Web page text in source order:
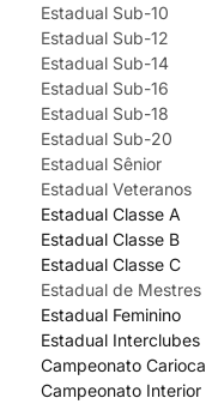
Estadual Sub-10
Estadual Sub-12
Estadual Sub-14
Estadual Sub-16
Estadual Sub-18
Estadual Sub-20
Estadual Sênior
Estadual Veteranos
Estadual Classe A
Estadual Classe B
Estadual Classe C
Estadual de Mestres
Estadual Feminino
Estadual Interclubes
Campeonato Carioca
Campeonato Interior